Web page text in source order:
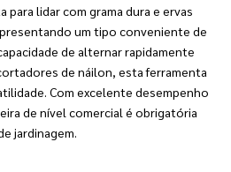
lidar com grama dura e ervas
um tipo conveniente de
de alternar rapidamente
de náilon, esta ferramenta
Com excelente desempenho
de nível comercial é obrigatória
jardinagem.